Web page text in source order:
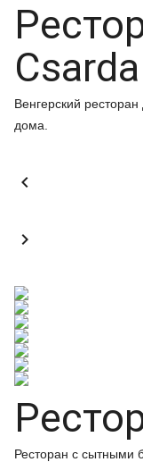
Csarda
Венгерский
дома.


Ресторан с сытными